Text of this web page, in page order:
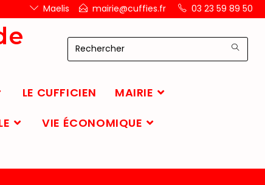
Maelis mairie@cuffies.fr 03 23 59 89 50
LE CUFFICIEN
MAIRIE
VIE ÉCONOMIQUE